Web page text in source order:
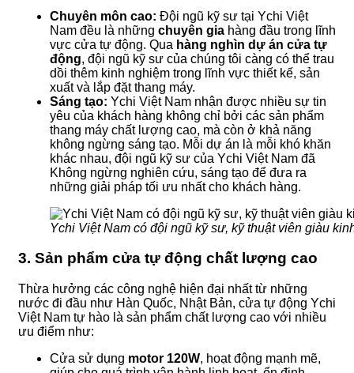
Chuyên môn cao: Đội ngũ kỹ sư tại Ychi Việt
Nam đều là những chuyên gia hàng đầu trong lĩnh
vực cửa tự động. Qua hàng nghìn dự án cửa tự
động, đội ngũ kỹ sư của chúng tôi càng có thể trau
dồi thêm kinh nghiệm trong lĩnh vực thiết kế, sản
xuất và lắp đặt thang máy.
Sáng tạo: Ychi Việt Nam nhận được nhiều sự tin
yêu của khách hàng không chỉ bởi các sản phẩm
thang máy chất lượng cao, mà còn ở khả năng
không ngừng sáng tạo. Mỗi dự án là mỗi khó khăn
khác nhau, đội ngũ kỹ sư của Ychi Việt Nam đã
Không ngừng nghiên cứu, sáng tạo để đưa ra
những giải pháp tối ưu nhất cho khách hàng.
Ychi Việt Nam có đội ngũ kỹ sư, kỹ thuật viên giàu
3. Sản phẩm cửa tự động chất lượng cao
Thừa hưởng các công nghệ hiện đại nhất từ những
nước đi đầu như Hàn Quốc, Nhật Bản, cửa tự động Ychi
Việt Nam tự hào là sản phẩm chất lượng cao với nhiều
ưu điểm như:
Cửa sử dụng motor 120W, hoạt động mạnh mẽ,